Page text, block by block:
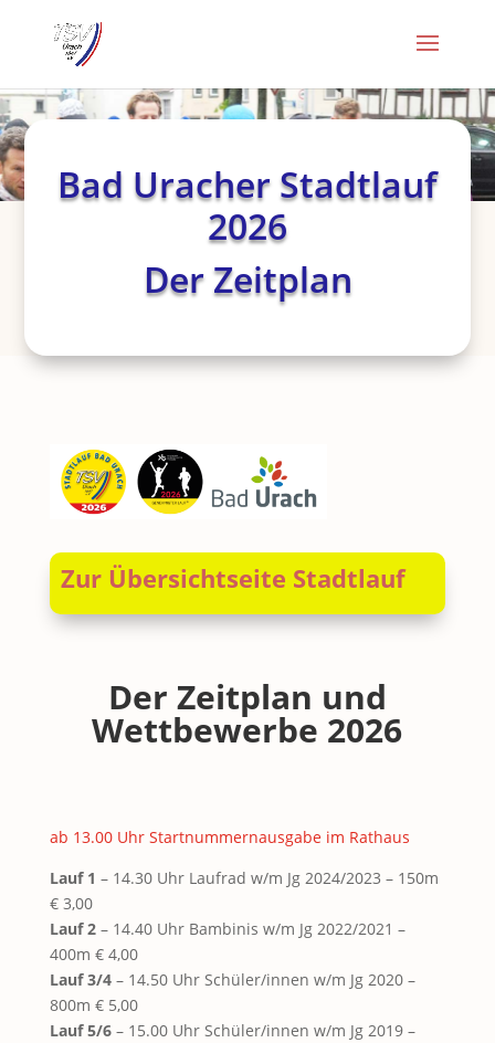
Bad Uracher Stadtlauf
2026
Der Zeitplan
Zur Übersichtseite Stadtlauf
Der Zeitplan und
Wettbewerbe 2026
ab 13.00 Uhr Startnummernausgabe im Rathaus
Lauf 1 – 14.30 Uhr Laufrad w/m Jg 2024/2023 – 150m
€ 3,00
Lauf 2– 14.40 Uhr Bambinis w/m Jg 2022/2021 –
400m € 4,00
Lauf 3/4– 14.50 Uhr Schüler/innen w/m Jg 2020 –
800m € 5,00
Lauf 5/6– 15.00 Uhr Schüler/innen w/m Jg 2019 –